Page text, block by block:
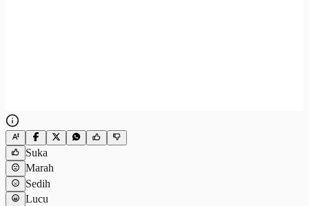
Suka
Marah
Sedih
Lucu